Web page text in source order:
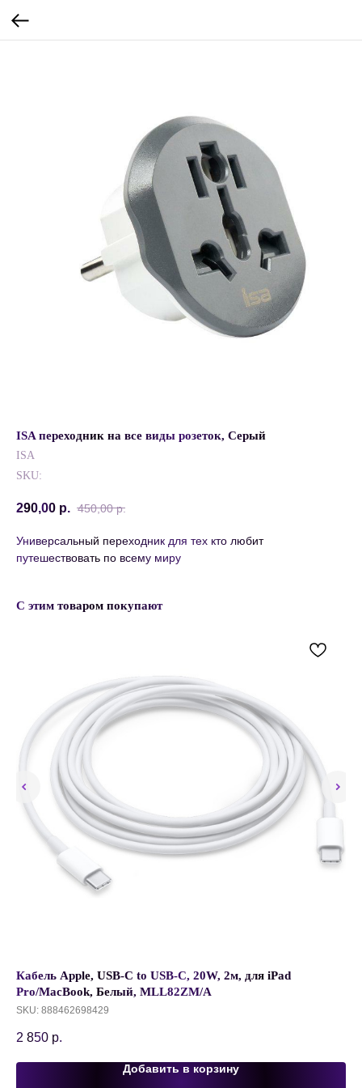
ISA переходник на все виды розеток, Серый
ISA
SKU:
290,00 р. 450,00 р.
Универсальный переходник для тех кто любит
путешествовать по всему миру
С этим товаром покупают
Кабель Apple, USB-C to USB-C, 20W, 2м, для iPad
Pro/MacBook, Белый, MLL82ZM/A
SKU: 888462698429
2 850 р.
Добавить в корзину